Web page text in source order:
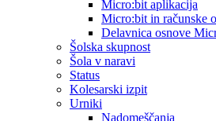
Micro:bit aplikacija
Micro:bit in računske
Delavnica osnove
Šolska skupnost
Šola v naravi
Status
Kolesarski izpit
Urniki
Nadomeščanja